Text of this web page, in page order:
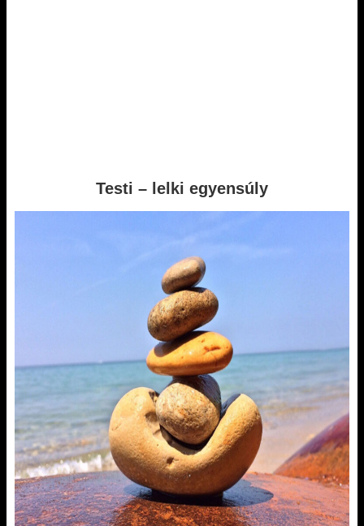
Testi – lelki egyensúly